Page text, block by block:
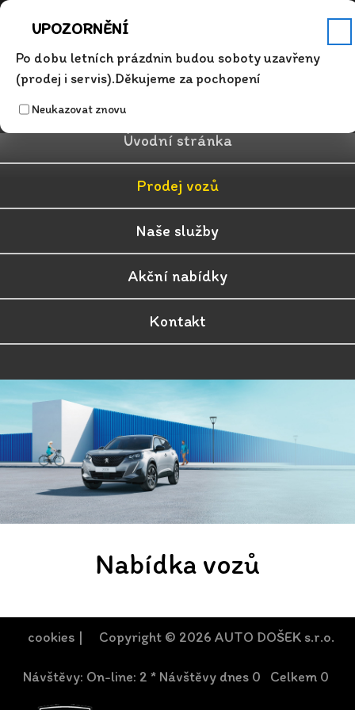
UPOZORNĚNÍ
Po dobu letních prázdnin budou soboty uzavřeny
(prodej i servis).Děkujeme za pochopení
Neukazovat znovu
+420 315 626 342
Úvodní stránka
Prodej vozů
Naše služby
Akční nabídky
Kontakt
Nabídka vozů
cookies | Copyright © 2026 AUTO DOŠEK s.r.o.
Návštěvy: On-line: 2 * Návštěvy dnes 0 Celkem 0